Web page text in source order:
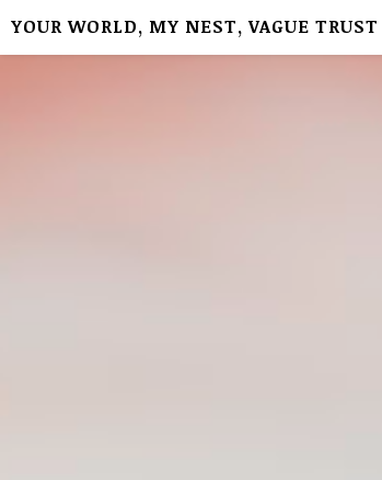
YOUR WORLD, MY NEST, VAGUE TRUST